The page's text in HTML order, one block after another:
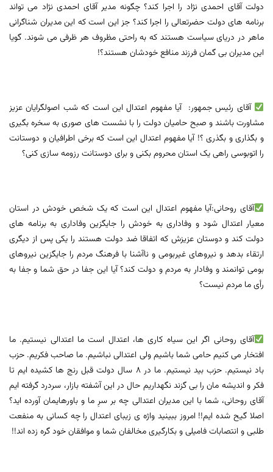
دولت آقای احمدی نژاد را اجرا کند؟ چگونه مدیر آقای احمدی نژاد می تواند
برنامه های دولت حضرتعالی را اجرا کند؟ جز این است که این مدیران شناگرانی
ماهر در دریای سیاست هستند که به راحتی مظروف هر ظرفی می شوند. گویا
این مدیران بی گمان فرزند منافع خودشان هستند؟!
آقای رئیس جمهور: آیا مفهوم اعتدال این است که شب اصولگرایان عزیز
مشاورت باشند و صبح حامیان دولت را با نشست های صوری به سخره بگیری
و بگذاری و بگذری ؟! آیا مفهوم اعتدال این است که برخی اطرافیان و دوستانت
را اتوبوسی راهی یک استان محروم بکنی و برای دوستانت رزومه سازی کنی؟
آقای روحانی:آیا مفهوم اعتدال این است که یک شخص خودش در استان
معیار اعتدال شود و وفاداری به خودش را جایگزین وفاداری به برنامه های
دولت کند و دوستان عزیزش که اتفاقا ضد دولت هستند را یکی پس از دیگری
ارتقاء بدهد و نیروهای غیربومی و ناآشنا با فرهنگ مردم را جایگزین نیروهای
بومی توانمند و وفادار به مردم و دولت کند؟ آیا این جفا در حق شما و جفا به
رأی ما مردم نیست؟
آقای روحانی اگر این سیاه کاری ها، اعتدال است ما اعتدالی نیستیم. ما
افتخار می کنیم حامی شما باشیم ولی اعتدالی نباشیم. ما صاحب فکریم. حزب
باد نیستیم. حزب بید نیستیم. ما در 8 سال دولت قبل رنج ها کشیده ایم تا
فکر و اندیشه مان را بی گزند نگهداریم حال در این آشفته بازار، سردرد گرفته ایم
آقای روحانی، شما با این مدیران اعتدالی چه بر سرِ ما و باورهایمان آورده اید؟
اصلا گیح شده ایم!! امروز ببینید واژه ی زیبای اعتدال را چه کسانی به منفعت
طلبی و انتصابات فامیلی و بکارگیری مخالفان شما و موافقان خود گره زده اند!!